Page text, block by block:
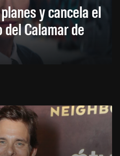
y cancela el
del Calamar de